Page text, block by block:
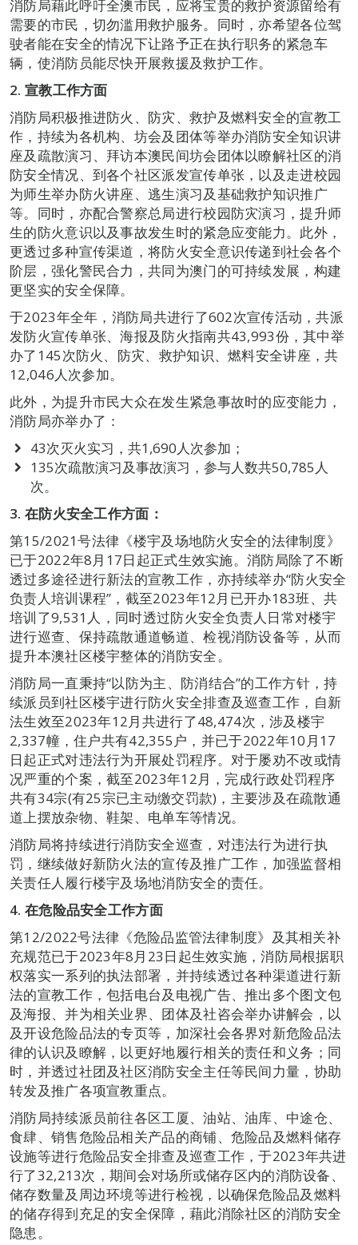
消防局藉此呼吁全澳市民，应将宝贵的救护资源留给有
需要的市民，切勿滥用救护服务。同时，亦希望各位驾
驶者能在安全的情况下让路予正在执行职务的紧急车
辆，使消防员能尽快开展救援及救护工作。
2. 宣教工作方面
消防局积极推进防火、防灾、救护及燃料安全的宣教工
作，持续为各机构、坊会及团体等举办消防安全知识讲
座及疏散演习、拜访本澳民间坊会团体以瞭解社区的消
防安全情况、到各个社区派发宣传单张，以及走进校园
为师生举办防火讲座、逃生演习及基础救护知识推广
等。同时，亦配合警察总局进行校园防灾演习，提升师
生的防火意识以及事故发生时的紧急应变能力。此外，
更透过多种宣传渠道，将防火安全意识传递到社会各个
阶层，强化警民合力，共同为澳门的可持续发展，构建
更坚实的安全保障。
于2023年全年，消防局共进行了602次宣传活动，共派
发防火宣传单张、海报及防火指南共43,993份，其中举
办了145次防火、防灾、救护知识、燃料安全讲座，共
12,046人次参加。
此外，为提升市民大众在发生紧急事故时的应变能力，
消防局亦举办了：
43次灭火实习，共1,690人次参加；
135次疏散演习及事故演习，参与人数共50,785人
次。
3. 在防火安全工作方面：
第15/2021号法律《楼宇及场地防火安全的法律制度》
已于2022年8月17日起正式生效实施。消防局除了不断
透过多途径进行新法的宣教工作，亦持续举办“防火安全
负责人培训课程”，截至2023年12月已开办183班、共
培训了9,531人，同时透过防火安全负责人日常对楼宇
进行巡查、保持疏散通道畅道、检视消防设备等，从而
提升本澳社区楼宇整体的消防安全。
消防局一直秉持“以防为主、防消结合”的工作方针，持
续派员到社区楼宇进行防火安全排查及巡查工作，自新
法生效至2023年12月共进行了48,474次，涉及楼宇
2,337幢，住户共有42,355户，并已于2022年10月17
日起正式对违法行为开展处罚程序。对于屡劝不改或情
况严重的个案，截至2023年12月，完成行政处罚程序
共有34宗(有25宗已主动缴交罚款)，主要涉及在疏散通
道上摆放杂物、鞋架、电单车等情况。
消防局将持续进行消防安全巡查，对违法行为进行执
罚，继续做好新防火法的宣传及推广工作，加强监督相
关责任人履行楼宇及场地消防安全的责任。
4. 在危险品安全工作方面
第12/2022号法律《危险品监管法律制度》及其相关补
充规范已于2023年8月23日起生效实施，消防局根据职
权落实一系列的执法部署，并持续透过各种渠道进行新
法的宣教工作，包括电台及电视广告、推出多个图文包
及海报、并为相关业界、团体及社咨会举办讲解会，以
及开设危险品法的专页等，加深社会各界对新危险品法
律的认识及瞭解，以更好地履行相关的责任和义务；同
时，并透过社团及社区消防安全主任等民间力量，协助
转发及推广各项宣教重点。
消防局持续派员前往各区工厦、油站、油库、中途仓、
食肆、销售危险品相关产品的商铺、危险品及燃料储存
设施等进行危险品安全排查及巡查工作，于2023年共进
行了32,213次，期间会对场所或储存区内的消防设备、
储存数量及周边环境等进行检视，以确保危险品及燃料
的储存得到充足的安全保障，藉此消除社区的消防安全
隐患。